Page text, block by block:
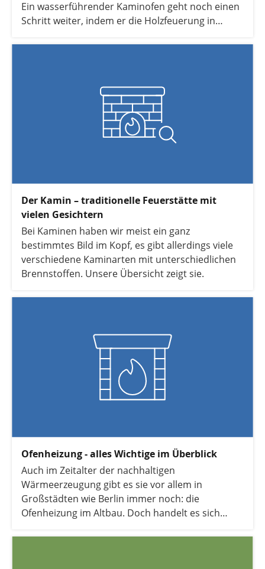
Ein wasserführender Kaminofen geht noch einen
Schritt weiter, indem er die Holzfeuerung in
Der Kamin – traditionelle Feuerstätte mit
vielen Gesichtern
Bei Kaminen haben wir meist ein ganz
bestimmtes Bild im Kopf, es gibt allerdings viele
verschiedene Kaminarten mit unterschiedlichen
Brennstoffen. Unsere Übersicht zeigt sie.
Ofenheizung - alles Wichtige im Überblick
Auch im Zeitalter der nachhaltigen
Wärmeerzeugung gibt es sie vor allem in
Großstädten wie Berlin immer noch: die
Ofenheizung im Altbau. Doch handelt es sich
wir alles Wichtige über Ofenheizungen für Sie